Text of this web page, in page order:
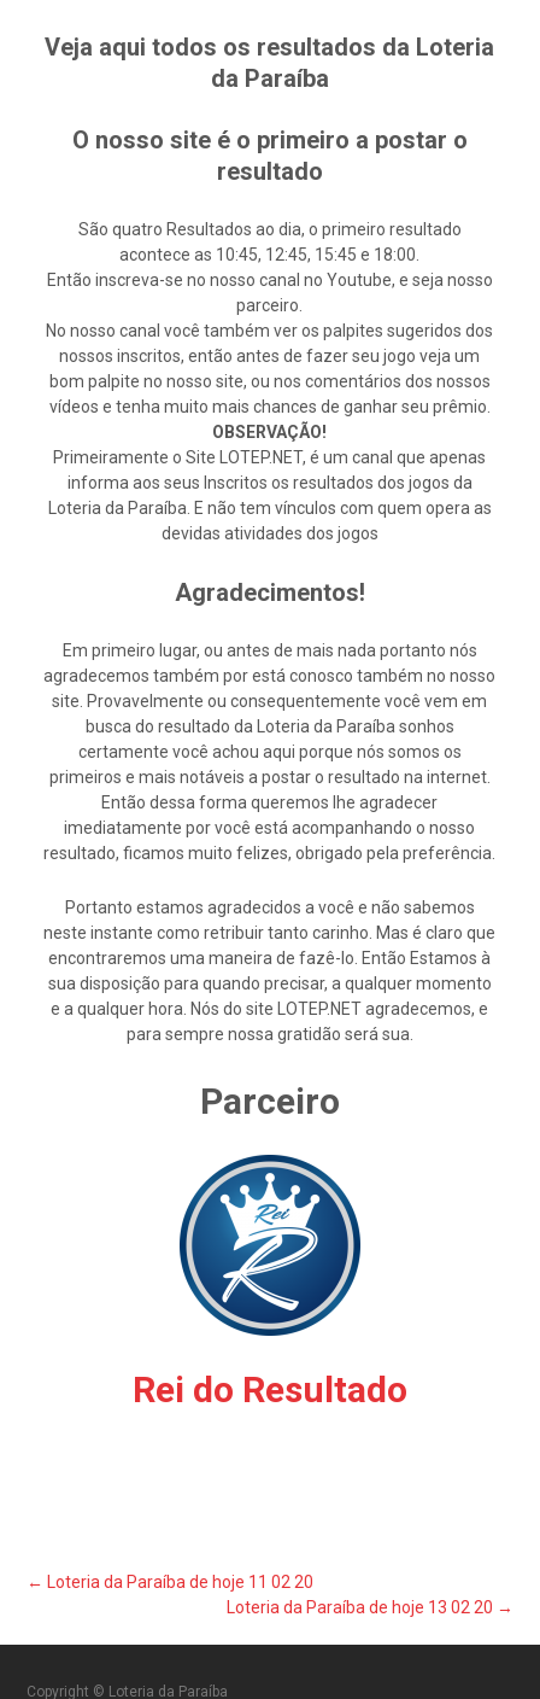
Veja aqui todos os resultados da Loteria
da Paraíba
O nosso site é o primeiro a postar o
resultado
São quatro Resultados ao dia, o primeiro resultado
acontece as 10:45, 12:45, 15:45 e 18:00.
Então inscreva-se no nosso canal no Youtube, e seja nosso
parceiro.
No nosso canal você também ver os palpites sugeridos dos
nossos inscritos, então antes de fazer seu jogo veja um
bom palpite no nosso site, ou nos comentários dos nossos
vídeos e tenha muito mais chances de ganhar seu prêmio.
OBSERVAÇÃO!
Primeiramente o Site LOTEP.NET, é um canal que apenas
informa aos seus Inscritos os resultados dos jogos da
Loteria da Paraíba. E não tem vínculos com quem opera as
devidas atividades dos jogos
Agradecimentos!
Em primeiro lugar, ou antes de mais nada portanto nós
agradecemos também por está conosco também no nosso
site. Provavelmente ou consequentemente você vem em
busca do resultado da Loteria da Paraíba sonhos
certamente você achou aqui porque nós somos os
primeiros e mais notáveis a postar o resultado na internet.
Então dessa forma queremos lhe agradecer
imediatamente por você está acompanhando o nosso
resultado, ficamos muito felizes, obrigado pela preferência.
Portanto estamos agradecidos a você e não sabemos
neste instante como retribuir tanto carinho. Mas é claro que
encontraremos uma maneira de fazê-lo. Então Estamos à
sua disposição para quando precisar, a qualquer momento
e a qualquer hora. Nós do site LOTEP.NET agradecemos, e
para sempre nossa gratidão será sua.
Parceiro
Rei do Resultado
Post
navigation
←
Loteria da Paraíba de hoje 11 02 20
Loteria da Paraíba de hoje 13 02 20 →
Copyright © Loteria da Paraíba